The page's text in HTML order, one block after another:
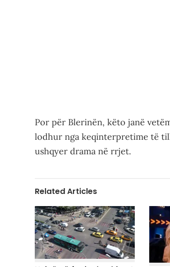
Por për Blerinën, këto janë
lodhur nga keqinterpretime të
ushqyer drama në rrjet.
Related Articles